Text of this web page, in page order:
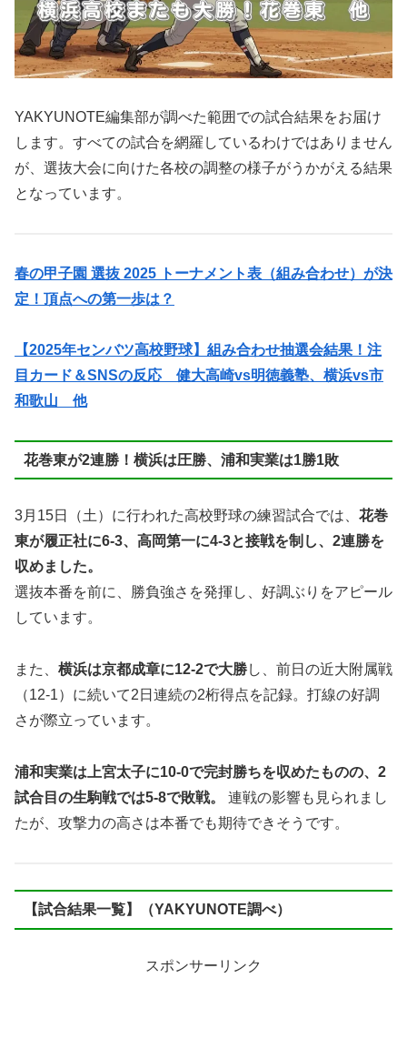
YAKYUNOTE編集部が調べた範囲での試合結果をお届け
します。すべての試合を網羅しているわけではありません
が、選抜大会に向けた各校の調整の様子がうかがえる結果
となっています。
春の甲子園 選抜 2025 トーナメント表（組み合わせ）が決
定！頂点への第一歩は？
【2025年センバツ高校野球】組み合わせ抽選会結果！注
目カード＆SNSの反応 健大高崎vs明徳義塾、横浜vs市
和歌山 他
花巻東が2連勝！横浜は圧勝、浦和実業は1勝1敗
3月15日（土）に行われた高校野球の練習試合では、 花巻
東が履正社に6-3、高岡第一に4-3と接戦を制し、2連勝を
収めました。
選抜本番を前に、勝負強さを発揮し、好調ぶりをアピール
しています。
また、 横浜は京都成章に12-2で大勝し、前日の近大附属戦
（12-1）に続いて2日連続の2桁得点を記録。打線の好調
さが際立っています。
浦和実業は上宮太子に10-0で完封勝ちを収めたものの、2
試合目の生駒戦では5-8で敗戦。
連戦の影響も見られまし
たが、攻撃力の高さは本番でも期待できそうです。
【試合結果一覧】（YAKYUNOTE調べ）
スポンサーリンク